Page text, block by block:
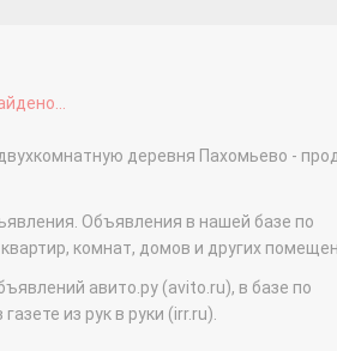
деревня Пахомьево -
Объявления в нашей базе по
комнат, домов и других
авито.ру (avito.ru), в базе по
из рук в руки (irr.ru).